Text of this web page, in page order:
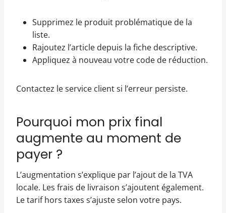
Supprimez le produit problématique de la
liste.
Rajoutez l’article depuis la fiche descriptive.
Appliquez à nouveau votre code de réduction.
Contactez le service client si l’erreur persiste.
Pourquoi mon prix final
augmente au moment de
payer ?
L’augmentation s’explique par l’ajout de la TVA
locale. Les frais de livraison s’ajoutent également.
Le tarif hors taxes s’ajuste selon votre pays.